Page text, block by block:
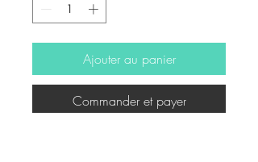
Ajouter au panier
Commander et payer